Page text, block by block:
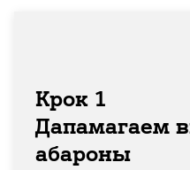
Крок 1
Дапамагаем
абароны